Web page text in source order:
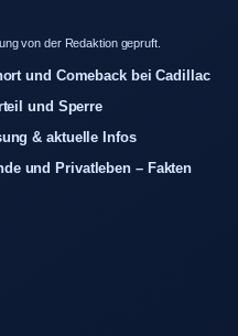
von der Redaktion gepruft.
und Comeback bei Cadillac
und Sperre
& aktuelle Infos
und Privatleben – Fakten